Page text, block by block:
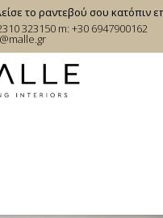
323150 m: +30 6947900162
το ραντεβού σου κατόπιν